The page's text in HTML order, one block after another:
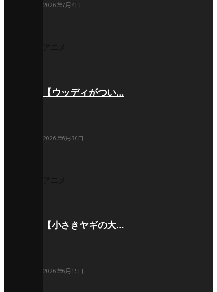
2026年7月4日
【ウッディがつい…
2026年6月30日
【小さきヤギの大…
2026年6月19日